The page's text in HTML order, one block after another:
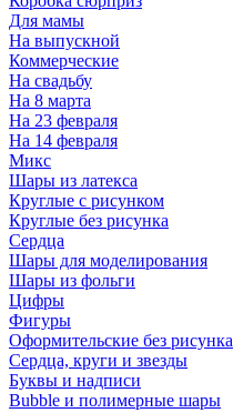
Для мамы
На выпускной
Коммерческие
На свадьбу
На 8 марта
На 23 февраля
На 14 февраля
Микс
Шары из латекса
Круглые с рисунком
Круглые без рисунка
Сердца
Шары для моделирования
Шары из фольги
Цифры
Фигуры
Оформительские без рисунка
Сердца, круги и звезды
Буквы и надписи
Bubble и полимерные шары